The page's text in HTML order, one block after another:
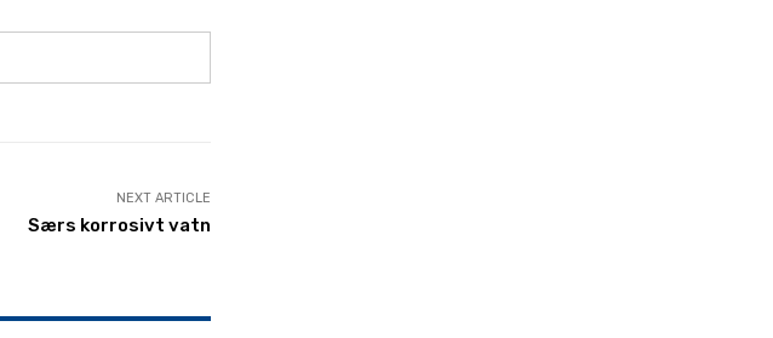
NEXT ARTICLE
Særs korrosivt vatn